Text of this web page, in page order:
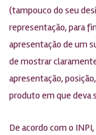
(tampouco do seu
representação, para
apresentação de um
de mostrar
apresentação,
produto em que deva
De acordo com o